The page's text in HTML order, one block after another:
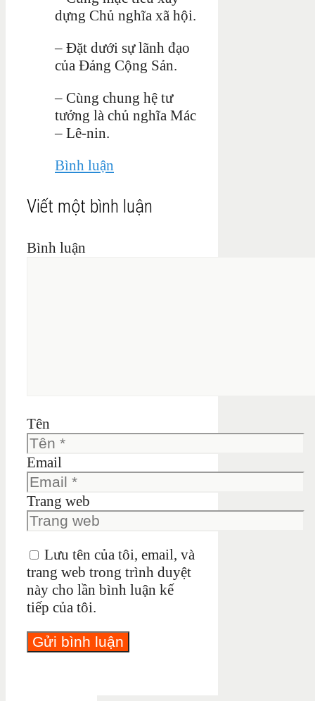
dựng Chủ nghĩa xã hội.
– Đặt dưới sự lãnh đạo
của Đảng Cộng Sản.
– Cùng chung hệ tư
tưởng là chủ nghĩa Mác
– Lê-nin.
Bình luận
Viết một bình luận
Bình luận
Tên
Email
Trang web
Lưu tên của tôi, email, và
trang web trong trình duyệt
này cho lần bình luận kế
tiếp của tôi.